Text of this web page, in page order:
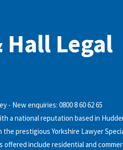
Hall Legal
New enquiries: 0800 8 60 62 65
a national reputation based in
prestigious Yorkshire Lawyer
offered include residential and